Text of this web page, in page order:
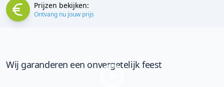
Prijzen bekijken:
Ontvang nu jouw prijs
Wij garanderen een onvergetelijk feest